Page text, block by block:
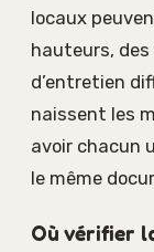
locaux
hauteurs, des
d’entretien
naissent les
avoir chacun
le même
Où vérifier